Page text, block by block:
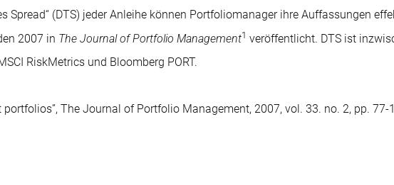
(DTS) jeder Anleihe können Portfoliomanager ihre Auffassungen
2007 in The Journal of Portfolio Management1 veröffentlicht. DTS ist
RiskMetrics und Bloomberg PORT.
The Journal of Portfolio Management, 2007, vol. 33. no. 2, pp. 77-